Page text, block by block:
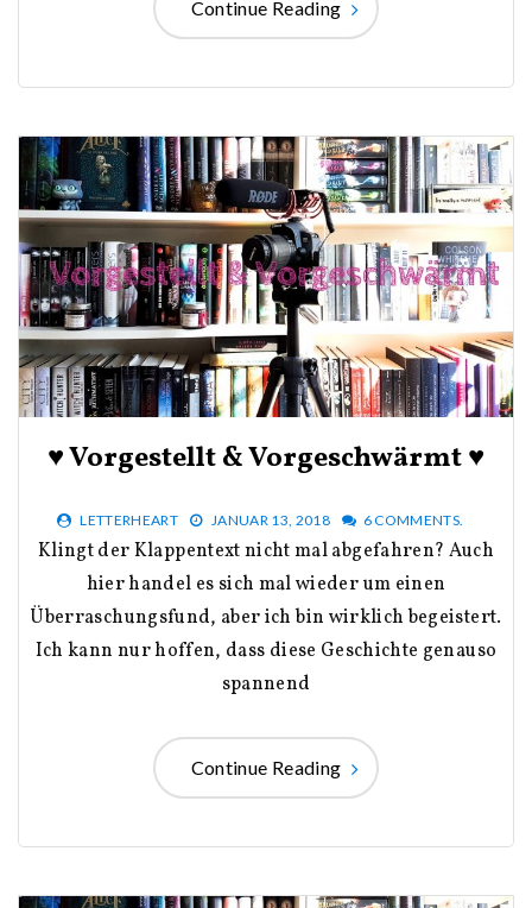
Continue Reading
♥ Vorgestellt & Vorgeschwärmt ♥
LETTERHEART JANUAR 13, 2018 6 COMMENTS.
Klingt der Klappentext nicht mal abgefahren? Auch
hier handel es sich mal wieder um einen
Überraschungsfund, aber ich bin wirklich begeistert.
Ich kann nur hoffen, dass diese Geschichte genauso
spannend
Continue Reading